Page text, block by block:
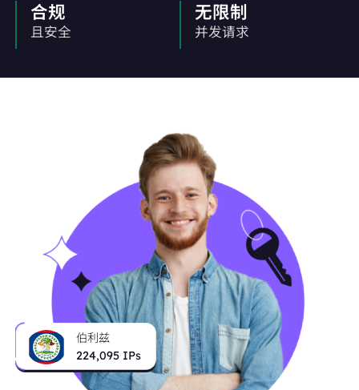
合规
且安全
无限制
并发请求
伯利兹
224,095 IPs